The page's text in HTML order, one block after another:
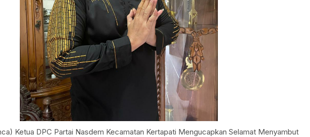
Ketua DPC Partai Nasdem Kecamatan Kertapati Mengucapkan Selamat Menyambut